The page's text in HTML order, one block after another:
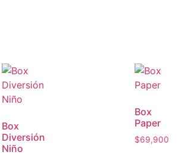
Box
Diversión
Niño
Box
Paper
$69,900